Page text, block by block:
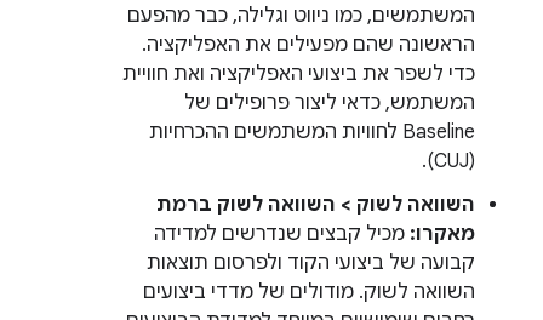
המשתמשים, כמו ניווט וגלילה, כבר מהפעם
הראשונה שהם מפעילים את האפליקציה.
כדי לשפר את ביצועי האפליקציה ואת חוויית
המשתמש, כדאי ליצור פרופילים של
Baseline לחוויות המשתמשים ההכרחיות
(CUJ).
השוואה לשוק > השוואה לשוק ברמת
מאקרו: מכיל קבצים שנדרשים למדידה
קבועה של ביצועי הקוד ולפרסום תוצאות
השוואה לשוק. מודולים של מדדי ביצועים